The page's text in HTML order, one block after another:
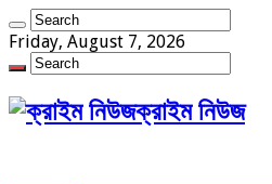
Friday, August 7, 2026
ক্রাইম নিউজ